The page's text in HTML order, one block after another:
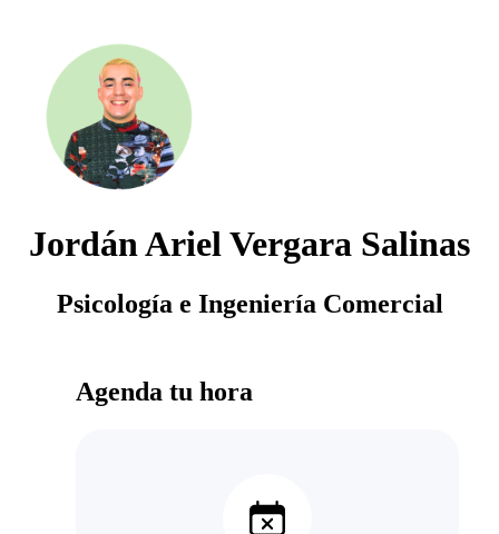
Jordán Ariel Vergara Salinas
Psicología e Ingeniería Comercial
Agenda tu hora